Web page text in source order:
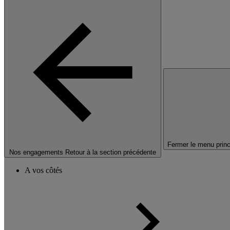
Nos engagements Retour à la section précédente
Fermer le menu
A vos côtés